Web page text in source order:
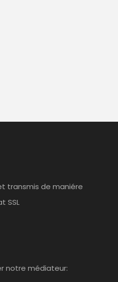
transmis de maniére
SSL
notre médiateur: